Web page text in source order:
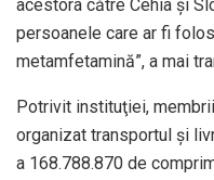
acestora către Cehia şi
persoanele care ar fi
metamfetamină”, a mai
Potrivit instituţiei,
organizat transportul şi
a 168.788.870 de